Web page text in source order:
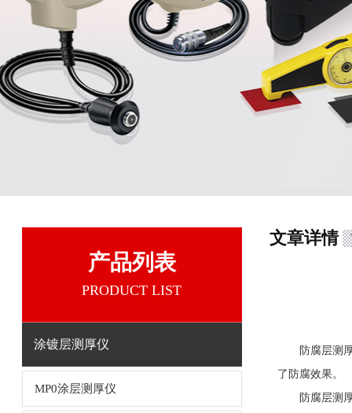
产品列表
PRODUCT LIST
涂镀层测厚仪
MP0涂层测厚仪
文章详情
防腐层测厚
了防腐效果。
防腐层测厚